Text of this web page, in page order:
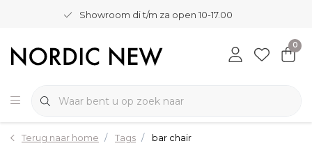
Showroom di t/m za open 10-17.00
0
Terug naar home Tags bar chair